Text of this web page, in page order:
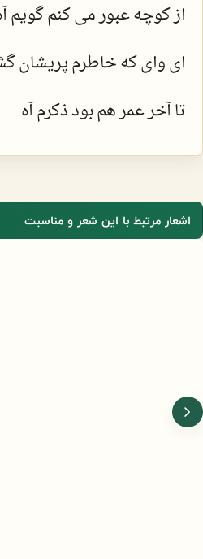
از کوچه عبور می کنم گویم
ای وای که خاطرم پریشان
تا آخر عمر هم بود ذکرم آه
اشعار مرتبط با این شعر و مناسبت